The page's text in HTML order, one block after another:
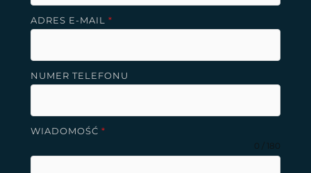
ADRES E-MAIL *
NUMER TELEFONU
WIADOMOŚĆ *
0 / 180